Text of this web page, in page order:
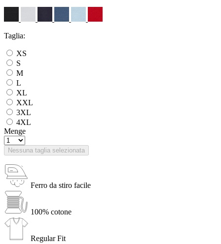
Taglia:
XS
S
M
L
XL
XXL
3XL
4XL
Menge
Nessuna taglia selezionata
Ferro da stiro facile
100% cotone
Regular Fit